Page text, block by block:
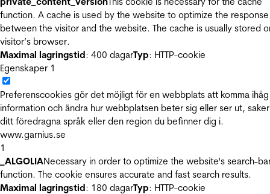
function. A cache is used by the website to optimize the
between the visitor and the website. The cache is usually stored
visitor’s browser.
Maximal lagringstid: 400 dagarTyp: HTTP-cookie
Egenskaper 1
Preferenscookies gör det möjligt för en webbplats att komma ihåg
information och ändra hur webbplatsen beter sig eller ser ut,
ditt föredragna språk eller den region du befinner dig i.
www.garnius.se
1
_ALGOLIANecessary in order to optimize the website's search-
function. The cookie ensures accurate and fast search results.
Maximal lagringstid: 180 dagarTyp: HTTP-cookie